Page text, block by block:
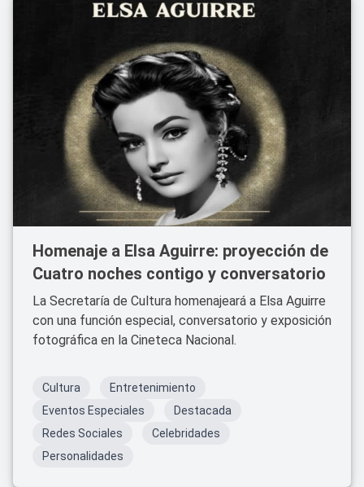
Homenaje a Elsa Aguirre: proyección de
Cuatro noches contigo y conversatorio
La Secretaría de Cultura homenajeará a Elsa Aguirre
con una función especial, conversatorio y exposición
fotográfica en la Cineteca Nacional.
Cultura
Entretenimiento
Eventos Especiales
Destacada
Redes Sociales
Celebridades
Personalidades